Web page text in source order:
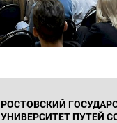
РОСТОВСКИЙ
УНИВЕРСИТЕТ ПУТЕЙ